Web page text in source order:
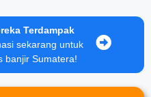
Terdampak
sekarang untuk
banjir Sumatera!